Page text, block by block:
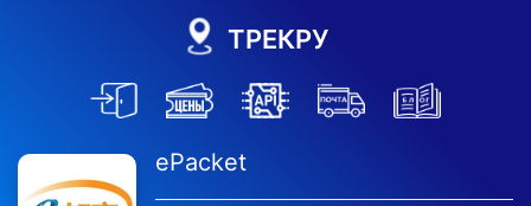
ТРЕКРУ
ePacket